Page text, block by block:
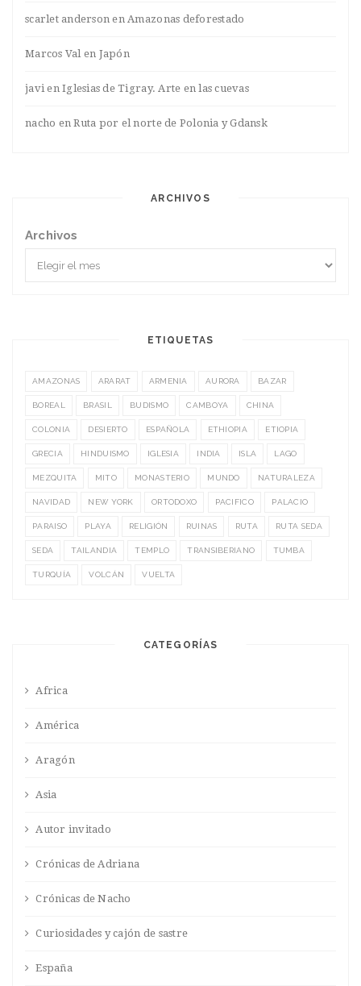
scarlet anderson enAmazonas deforestado
Marcos Valen Japón
javienIglesias de Tigray. Arte en las cuevas
nacho enRuta por el norte de Polonia y Gdansk
ARCHIVOS
Archivos
ETIQUETAS
AMAZONAS ARARAT ARMENIA AURORA BAZAR
BOREAL BRASIL BUDISMO CAMBOYA CHINA
COLONIA DESIERTO ESPAÑOLA ETHIOPIA ETIOPIA
GRECIA HINDUISMO IGLESIA INDIA ISLA LAGO
MEZQUITA MITO MONASTERIO MUNDO NATURALEZA
NAVIDAD NEW YORK ORTODOXO PACIFICO PALACIO
PARAISO PLAYA RELIGIÓN RUINAS RUTA RUTA SEDA
SEDA TAILANDIA TEMPLO TRANSIBERIANO TUMBA
TURQUÍA VOLCÁN VUELTA
CATEGORÍAS
Africa
América
Aragón
Asia
Autor invitado
Crónicas de Adriana
Crónicas de Nacho
Curiosidades y cajón de sastre
España